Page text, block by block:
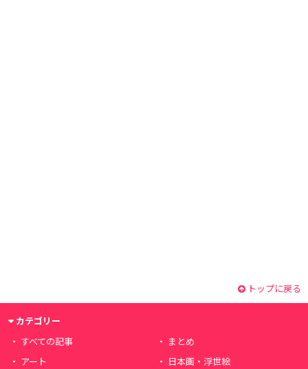
トップに戻る
カテゴリー
すべての記事
まとめ
アート
日本画・浮世絵